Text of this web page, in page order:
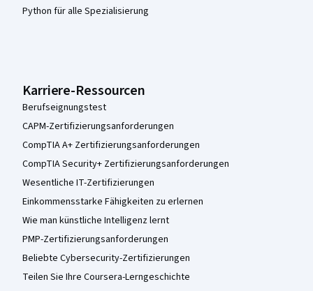
Python für alle Spezialisierung
Karriere-Ressourcen
Berufseignungstest
CAPM-Zertifizierungsanforderungen
CompTIA A+ Zertifizierungsanforderungen
CompTIA Security+ Zertifizierungsanforderungen
Wesentliche IT-Zertifizierungen
Einkommensstarke Fähigkeiten zu erlernen
Wie man künstliche Intelligenz lernt
PMP-Zertifizierungsanforderungen
Beliebte Cybersecurity-Zertifizierungen
Teilen Sie Ihre Coursera-Lerngeschichte